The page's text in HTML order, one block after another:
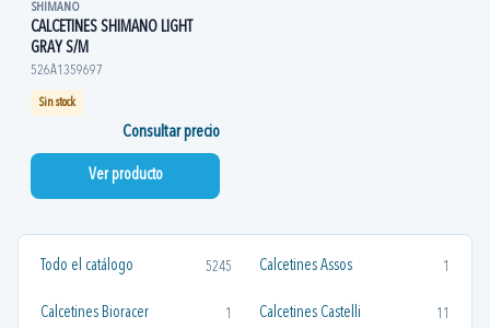
Todo el catálogo 5245 Calcetines Assos 1
Calcetines Bioracer 1 Calcetines Castelli 11
SHIMANO
CALCETINES SHIMANO LIGHT
GRAY S/M
526A1359697
Sin stock
Consultar precio
Ver producto